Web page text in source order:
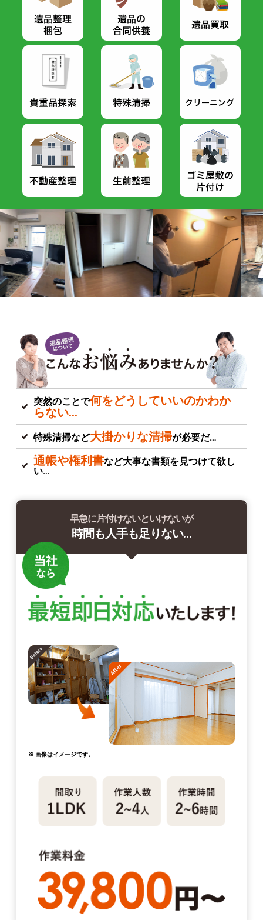
突然のことで何をどうしていいのかわか
らない…
特殊清掃など大掛かりな清掃が必要だ…
通帳や権利書など大事な書類を見つけて欲し
い…
早急に片付けないといけないが
時間も人手も足りない…
※ 画像はイメージです。